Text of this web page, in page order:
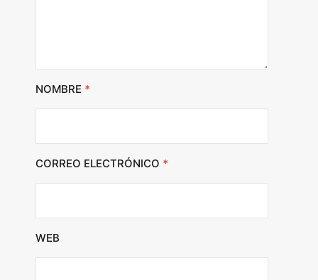
NOMBRE *
CORREO ELECTRÓNICO *
WEB